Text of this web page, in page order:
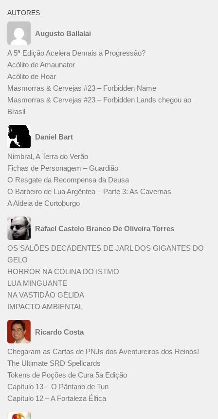
AUTORES
Augusto Ballalai
A 5ª Edição Acelera Demais a Progressão?
Acólito de Amaunator
Acólito de Hoar
Masmorras & Cervejas #23 – Forbidden Name
Masmorras & Cervejas #23 – Forbidden Lands chegou ao
Brasil
Daniel Bart
Nimbral, A Terra do Verão
Fichas de Personagem – Guardião
O Resgate da Recompensa da Deusa
O Barbeiro de Lua Argêntea – Parte 3: As Cavernas
A Aldeia de Curtoburgo
Rafael Castelo Branco De Oliveira Torres
OS SALÕES DECADENTES DE JARL DOS GIGANTES DO
GELO
HORROR NA COLINA DO ISTMO
LUA MINGUANTE
NA VASTIDÃO GÉLIDA
IMPACTO AMBIENTAL
Ricardo Costa
Chegaram as Cartas de PNJs dos Aventureiros dos Reinos!
The Ultimate SRD Spellcards
Tokens de Poções de Cura 5a Edição
Capítulo 13 – O Pântano de Tun
Capítulo 12 – A Fortaleza Élfica